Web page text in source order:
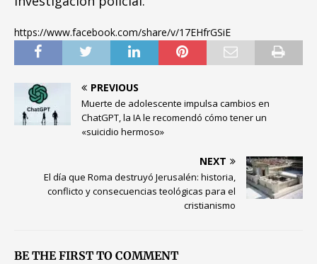
https://www.facebook.com/share/v/17EHfrGSiE
PREVIOUS
Muerte de adolescente impulsa cambios en
ChatGPT, la IA le recomendó cómo tener un
«suicidio hermoso»
NEXT
El día que Roma destruyó Jerusalén: historia,
conflicto y consecuencias teológicas para el
cristianismo
BE THE FIRST TO COMMENT